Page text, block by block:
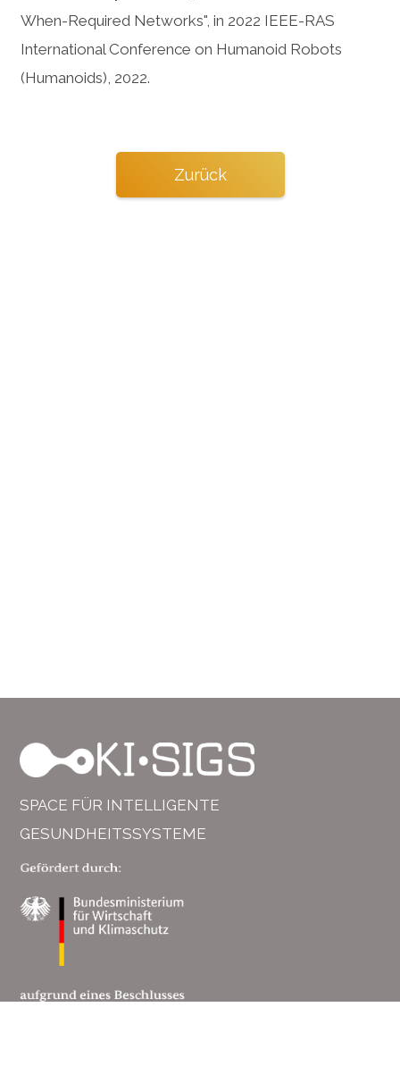
When-Required Networks", in 2022 IEEE-RAS
International Conference on Humanoid Robots
(Humanoids), 2022.
Zurück
SPACE FÜR INTELLIGENTE
GESUNDHEITSSYSTEME